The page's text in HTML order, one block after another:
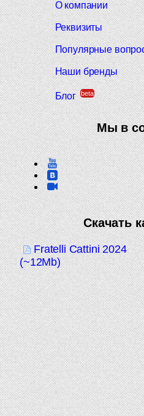
О компании
Реквизиты
Популярные
Наши бренды
Блог beta
Мы в
Скачать
Fratelli Cattini 2024
(~12Mb)